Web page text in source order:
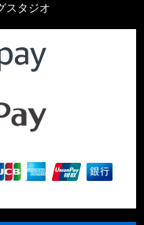
スタジオ